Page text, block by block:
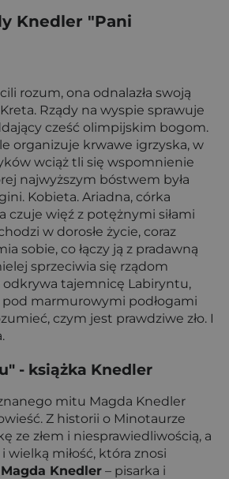
Knedler "Pani
rozum, ona odnalazła swoją
Rządy na wyspie sprawuje
cześć olimpijskim bogom.
organizuje krwawe igrzyska, w
wciąż tli się wspomnienie
najwyższym bóstwem była
Kobieta. Ariadna, córka
czuje więź z potężnymi siłami
w dorosłe życie, coraz
sobie, co łączy ją z pradawną
sprzeciwia się rządom
odkrywa tajemnicę Labiryntu,
marmurowymi podłogami
czym jest prawdziwe zło. I
- książka Knedler
mitu Magda Knedler
Z historii o Minotaurze
ze złem i niesprawiedliwością, a
wielką miłość, która znosi
Magda Knedler – pisarka i